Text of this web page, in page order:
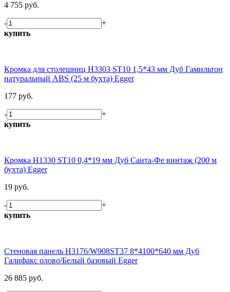
4 755 руб.
-
+
купить
Кромка для столешниц H3303 ST10 1,5*43 мм Дуб Гамильтон
натуральный ABS (25 м бухта) Egger
177 руб.
-
+
купить
Кромка H1330 ST10 0,4*19 мм Дуб Санта-Фе винтаж (200 м
бухта) Egger
19 руб.
-
+
купить
Стеновая панель H3176/W908ST37 8*4100*640 мм Дуб
Галифакс олово/Белый базовый Egger
26 885 руб.